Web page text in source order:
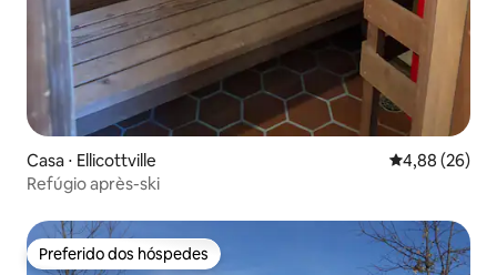
Casa ⋅ Ellicottville 4,88 de uma
4,88 (26)
Refúgio après-ski
Preferido dos hóspedes
Preferido dos hóspedes